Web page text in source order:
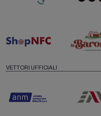
VETTORI UFFICIALI